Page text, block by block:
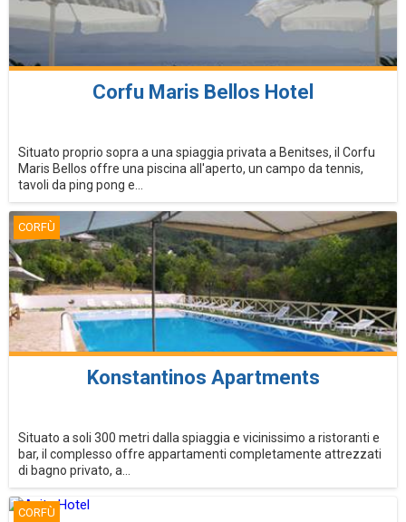
Corfu Maris Bellos Hotel
Situato proprio sopra a una spiaggia privata a Benitses, il Corfu
Maris Bellos offre una piscina all'aperto, un campo da tennis,
tavoli da ping pong e...
CORFÙ
Konstantinos Apartments
Situato a soli 300 metri dalla spiaggia e vicinissimo a ristoranti e
bar, il complesso offre appartamenti completamente attrezzati
di bagno privato, a...
CORFÙ